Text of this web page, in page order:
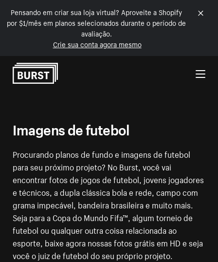
Pensando em criar sua loja virtual? Aproveite a Shopify
por $1/mês em planos selecionados durante o período de
avaliação.
Crie sua conta agora mesmo
Pular para o conteúdo
Imagens de futebol
Procurando planos de fundo e imagens de futebol
para seu próximo projeto? No Burst, você vai
encontrar fotos de jogos de futebol, jovens jogadores
e técnicos, a dupla clássica bola e rede, campo com
grama impecável, bandeira brasileira e muito mais.
Seja para a Copa do Mundo Fifa™, algum torneio de
futebol ou qualquer outra coisa relacionada ao
esporte, baixe agora nossas fotos grátis em HD e seja
você o juiz de futebol do seu próprio projeto.